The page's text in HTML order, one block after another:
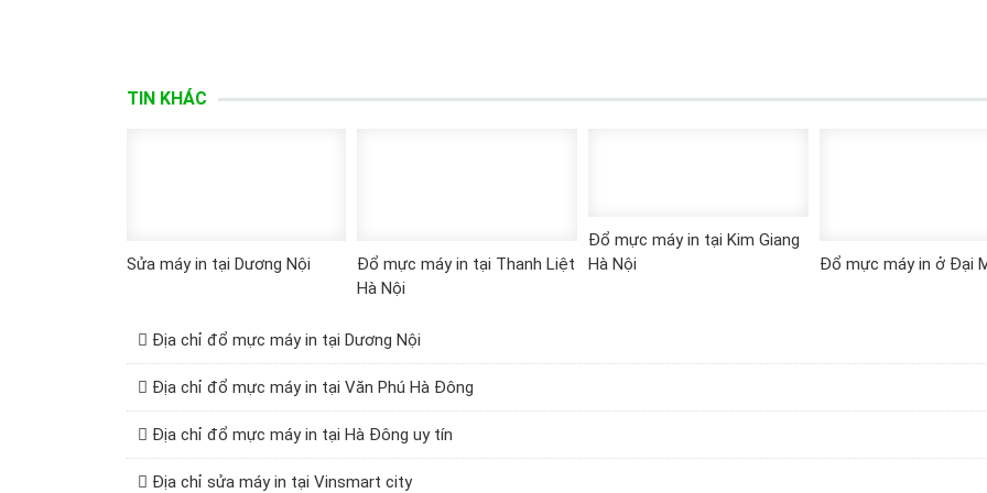
TIN KHÁC
Sửa máy in tại Dương Nội
Đổ mực máy in tại Thanh Liệt
Hà Nội
Đổ mực máy in tại Kim Giang
Hà Nội
Đổ mực máy in ở Đại
Địa chỉ đổ mực máy in tại Dương Nội
Địa chỉ đổ mực máy in tại Văn Phú Hà Đông
Địa chỉ đổ mực máy in tại Hà Đông uy tín
Địa chỉ sửa máy in tại Vinsmart city